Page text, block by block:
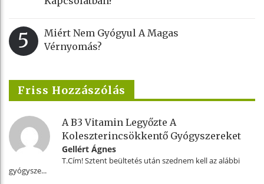
5
Miért Nem Gyógyul A Magas
Vérnyomás?
Friss Hozzászólás
A B3 Vitamin Legyőzte A
Koleszterincsökkentő Gyógyszereket
Gellért Ágnes
T.Cím! Sztent beültetés után szednem kell az alábbi
gyógysze...